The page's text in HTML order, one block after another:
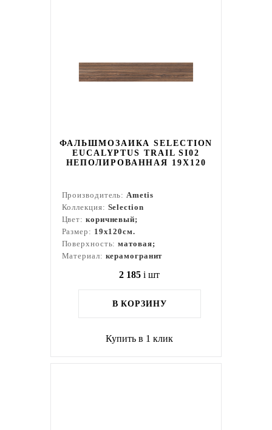
ФАЛЬШМОЗАИКА SELECTION
EUCALYPTUS TRAIL SI02
НЕПОЛИРОВАННАЯ 19X120
Производитель:Ametis
Коллекция: Selection
Цвет: коричневый;
Размер: 19x120см.
Поверхность:матовая;
Материал: керамогранит
2 185 i шт
В КОРЗИНУ
Купить в 1 клик